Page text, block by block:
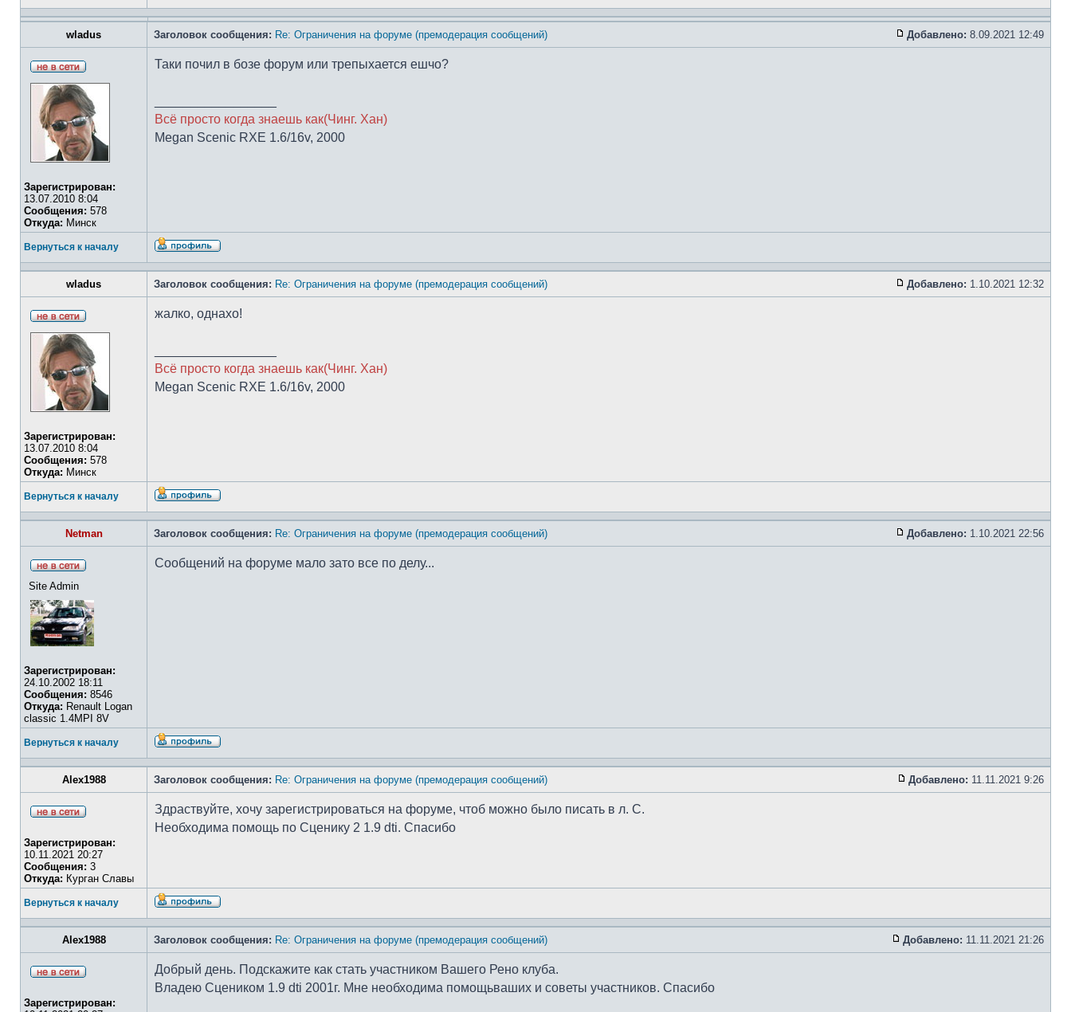
wladus Заголовок сообщения: Re: Ограничения на форуме (премодерация сообщений) Добавлено: 8.09.2021 12:49
Зарегистрирован:
13.07.2010 8:04
Сообщения: 578
Откуда: Минск
Таки почил в бозе форум или трепыхается ешчо?
Всё просто когда знаешь как(Чинг. Хан)
Megan Scenic RXE 1.6/16v, 2000
Вернуться к началу
wladus Заголовок сообщения: Re: Ограничения на форуме (премодерация сообщений) Добавлено: 1.10.2021 12:32
Зарегистрирован:
13.07.2010 8:04
Сообщения: 578
Откуда: Минск
жалко, однахо!
Всё просто когда знаешь как(Чинг. Хан)
Megan Scenic RXE 1.6/16v, 2000
Вернуться к началу
Netman Заголовок сообщения: Re: Ограничения на форуме (премодерация сообщений) Добавлено: 1.10.2021 22:56
Site Admin
Зарегистрирован:
24.10.2002 18:11
Сообщения: 8546
Откуда: Renault Logan
classic 1.4MPI 8V
Сообщений на форуме мало зато все по делу...
Вернуться к началу
Alex1988 Заголовок сообщения: Re: Ограничения на форуме (премодерация сообщений) Добавлено: 11.11.2021 9:26
Зарегистрирован:
10.11.2021 20:27
Сообщения: 3
Откуда: Курган Славы
Здраствуйте, хочу зарегистрироваться на форуме, чтоб можно было писать в л. С.
Необходима помощь по Сценику 2 1.9 dti. Спасибо
Вернуться к началу
Alex1988 Заголовок сообщения: Re: Ограничения на форуме (премодерация сообщений) Добавлено: 11.11.2021 21:26
Зарегистрирован:
Добрый день. Подскажите как стать участником Вашего Рено клуба.
Владею Сцеником 1.9 dti 2001г. Мне необходима помощьваших и советы участников. Спасибо